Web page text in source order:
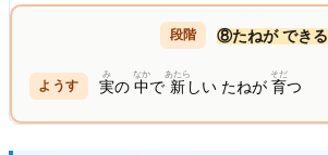
⑧たねが できる
実
み
の 中
なか
で 新
あたら
しい たねが 育
そだ
つ